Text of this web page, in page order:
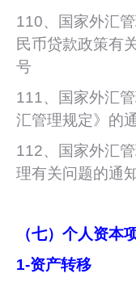
110、国家外汇
民币贷款政策有
号
111、国家外汇
汇管理规定》的
112、国家外汇
理有关问题的通
（七）个人资本
1-资产转移